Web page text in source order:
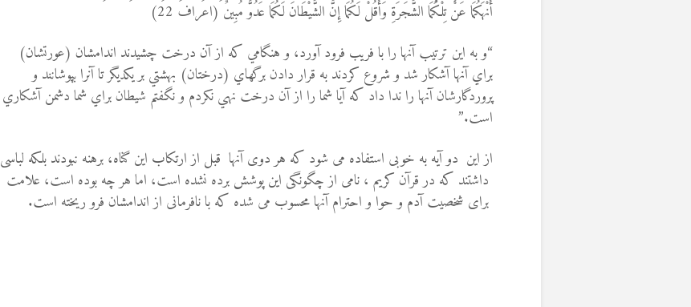
أَنْهَكُمَا عَنْ تِلْكُمَا الشَّجَرَةِ وَأَقُلْ لَكُمَا إِنَّ الشَّيْطَانَ لَكُمَا عَدُوٌّ مُبِينٌ (اعراف 22)
“و به اين ترتيب آنها را با فريب فرود آورد، و هنگامي كه از آن درخت چشيدند اندامشان (عورتشان)
براي آنها آشكار شد و شروع كردند به قرار دادن برگهاي (درختان) بهشتي بر يكديگر تا آنرا بپوشانند و
پروردگارشان آنها را ندا داد كه آيا شما را از آن درخت نهي نكردم و نگفتم شيطان براي شما دشمن آشكاري
است.”
از این دو آیه به خوبى استفاده مى شود که هر دوی آنها قبل از ارتکاب این گناه، برهنه نبودند بلکه لباسی
داشتند که در قرآن کریم ، نامى از چگونگى این پوشش برده نشده است، اما هر چه بوده است، علامت
براى شخصیت آدم و حوا و احترام آنها محسوب مى شده که با نافرمانى از اندامشان فرو ریخته است.